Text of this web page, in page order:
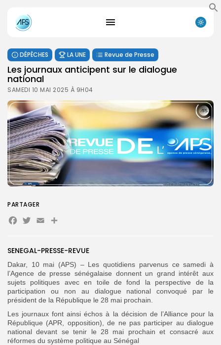
Search
for:
Search
Button
FR
DÉPÊCHES LA UNE Revue de Presse
Les journaux anticipent sur le dialogue
national
SAMEDI 10 MAI 2025 À 9H04
SENEGAL-PRESSE-REVUE
Dakar, 10 mai (APS) – Les quotidiens parvenus ce samedi à
l’Agence de presse sénégalaise donnent un grand intérêt aux
sujets politiques avec en toile de fond la perspective de la
participation ou non au dialogue national convoqué par le
président de la République le 28 mai prochain.
Les journaux font ainsi échos à la décision de l’Alliance pour la
République (APR, opposition), de ne pas participer au dialogue
national devant se tenir le 28 mai prochain et consacré aux
réformes du système politique au Sénégal
PARTAGER
Facebook
Twitter
EmailPartager